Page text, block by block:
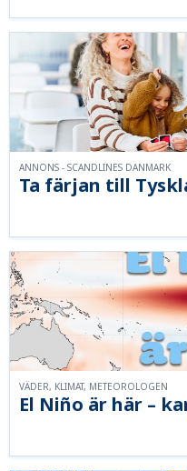
Ta färjan till
ANNONS - SCANDLINES DANMARK
El Niño är här –
VÄDER, KLIMAT, METEOROLOGEN